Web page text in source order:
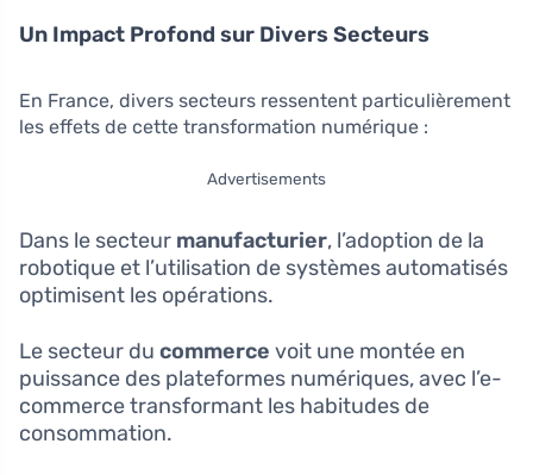
Un Impact Profond sur Divers Secteurs
En France, divers secteurs ressentent particulièrement
les effets de cette transformation numérique :
Advertisements
Dans le secteur manufacturier, l’adoption de la
robotique et l’utilisation de systèmes automatisés
optimisent les opérations.
Le secteur du commerce voit une montée en
puissance des plateformes numériques, avec l’e-
commerce transformant les habitudes de
consommation.